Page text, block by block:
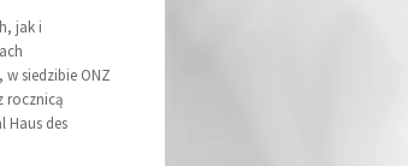
jak i
siedzibie ONZ
rocznicą
Haus des